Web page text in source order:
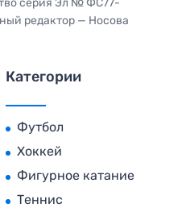
редактор — Носова
Категории
Футбол
Хоккей
Фигурное катание
Теннис